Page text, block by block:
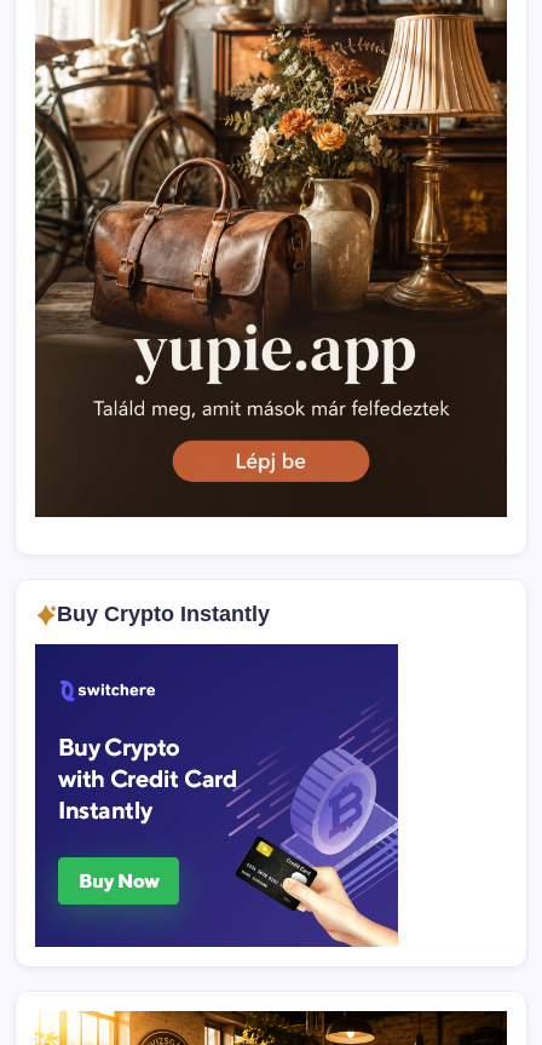
Buy Crypto Instantly